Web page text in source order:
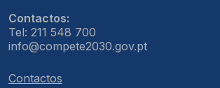
Contactos:
Tel: 211 548 700
info@compete2030.gov.pt
Contactos